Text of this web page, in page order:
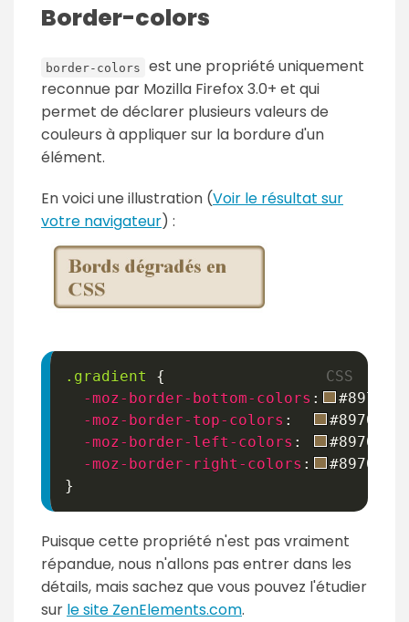
Border-colors
border-colors
est une propriété uniquement
reconnue par Mozilla Firefox 3.0+ et qui
permet de déclarer plusieurs valeurs de
couleurs à appliquer sur la bordure d'un
élément.
En voici une illustration (Voir le résultat sur
votre navigateur) :
.gradient
{
-moz-border-bottom-colors :
#897048
-moz-border-top-colors :
#897048
-moz-border-left-colors :
#897048
-moz-border-right-colors :
#897048
}
Puisque cette propriété n'est pas vraiment
répandue, nous n'allons pas entrer dans les
détails, mais sachez que vous pouvez l'étudier
sur le site ZenElements.com.